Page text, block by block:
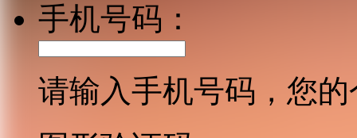
手机号码：
请输入手机号码，您